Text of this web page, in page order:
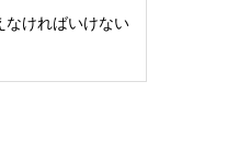
なければいけない